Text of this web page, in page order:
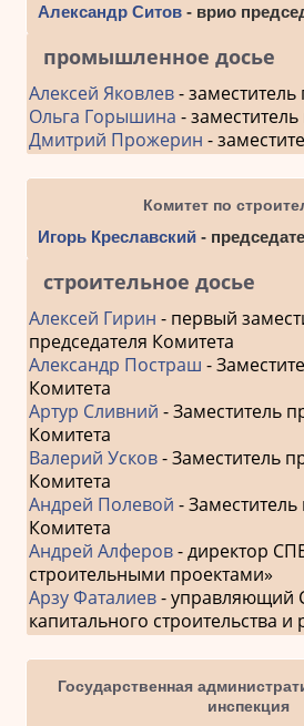
Александр Ситов- врио
промышленное досье
Алексей Яковлев- заместитель
Ольга Горышина -
Дмитрий Прожерин -
Комитет по
Игорь Креславский -
строительное досье
Алексей Гирин - первый
председателя Комитета
Александр Постраш -
Комитета
Артур Сливний - Заместитель
Комитета
Валерий Усков- Заместитель
Комитета
Андрей Полевой - Заместитель
Комитета
Андрей Алферов- директор
строительными проектами»
Арзу Фаталиев- управляющий
капитального строительства и
Государственная
инспекция